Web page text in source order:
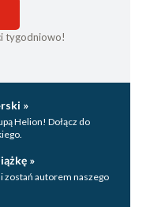
tygodniowo!
»
Helion! Dołącz do
»
zostań autorem naszego